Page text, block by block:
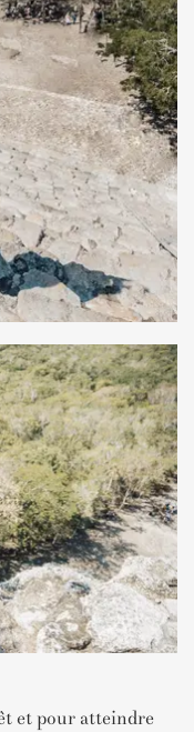
et pour atteindre